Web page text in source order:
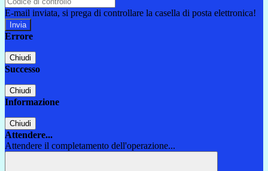
E-mail inviata, si prega di controllare la casella di posta elettronica!
Errore
Chiudi
Successo
Chiudi
Informazione
Chiudi
Attendere...
Attendere il completamento dell'operazione...